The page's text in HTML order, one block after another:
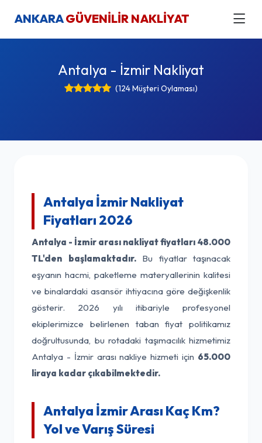
ANKARAGÜVENİLİR NAKLİYAT
Antalya - İzmir Nakliyat
(124 Müşteri Oylaması)
Antalya İzmir Nakliyat
Fiyatları 2026
Antalya - İzmir arası nakliyat fiyatları 48.000
TL'den başlamaktadır.Bu fiyatlar taşınacak
eşyanın hacmi, paketleme materyallerinin kalitesi
ve binalardaki asansör ihtiyacına göre değişkenlik
gösterir. 2026 yılı itibariyle profesyonel
ekiplerimizce belirlenen taban fiyat politikamız
doğrultusunda, bu rotadaki taşımacılık hizmetimiz
Antalya - İzmir arası nakliye hizmeti için 65.000
liraya kadar çıkabilmektedir.
Antalya İzmir Arası Kaç Km?
Yol ve Varış Süresi